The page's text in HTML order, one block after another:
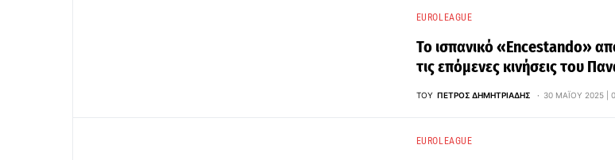
EUROLEAGUE
Το ισπανικό «Encestando»
τις επόμενες κινήσεις του
ΤΟΥ ΠΈΤΡΟΣ ΔΗΜΗΤΡΙΆΔΗΣ 30 ΜΑΪ́ΟΥ 2025 |
EUROLEAGUE